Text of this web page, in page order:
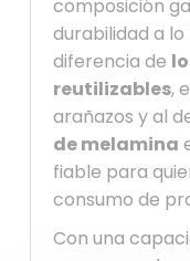
composición
durabilidad a
diferencia de
reutilizables,
arañazos y al
de melamina
fiable para
consumo de
Con una